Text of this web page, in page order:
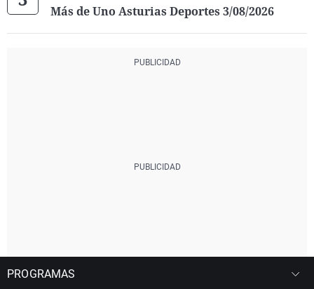
Más de Uno Asturias Deportes 3/08/2026
PROGRAMAS